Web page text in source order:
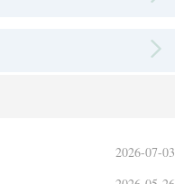
2026-07-03